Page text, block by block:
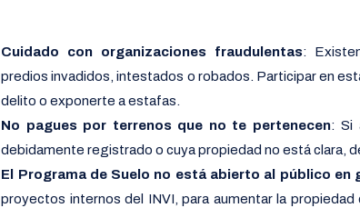
Cuidado con organizaciones fraudulentas:
predios invadidos, intestados o robados. Participar en
delito o exponerte a estafas.
No pagues por terrenos que no te pertenecen: Si
debidamente registrado o cuya propiedad no está clara,
El Programa de Suelo no está abierto al público en
proyectos internos del INVI, para aumentar la